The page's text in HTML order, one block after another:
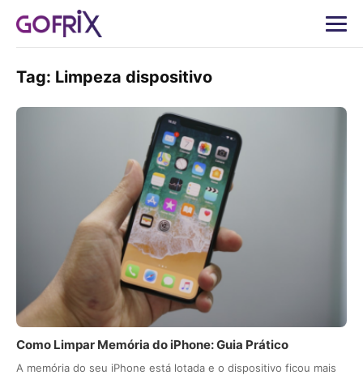
Tag: Limpeza dispositivo
Como Limpar Memória do iPhone: Guia Prático
A memória do seu iPhone está lotada e o dispositivo ficou mais